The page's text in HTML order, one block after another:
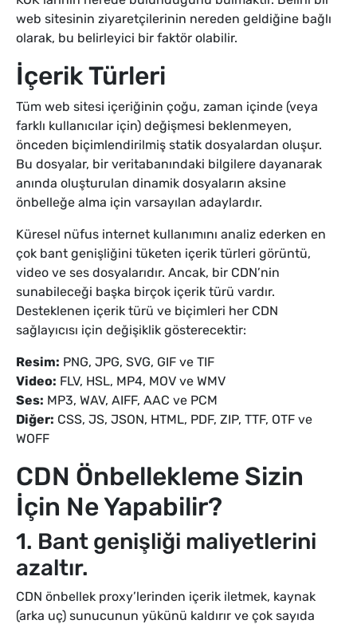
web sitesinin ziyaretçilerinin nereden geldiğine bağlı
olarak, bu belirleyici bir faktör olabilir.
İçerik Türleri
Tüm web sitesi içeriğinin çoğu, zaman içinde (veya
farklı kullanıcılar için) değişmesi beklenmeyen,
önceden biçimlendirilmiş statik dosyalardan oluşur.
Bu dosyalar, bir veritabanındaki bilgilere dayanarak
anında oluşturulan dinamik dosyaların aksine
önbelleğe alma için varsayılan adaylardır.
Küresel nüfus internet kullanımını analiz ederken en
çok bant genişliğini tüketen içerik türleri görüntü,
video ve ses dosyalarıdır. Ancak, bir CDN’nin
sunabileceği başka birçok içerik türü vardır.
Desteklenen içerik türü ve biçimleri her CDN
sağlayıcısı için değişiklik gösterecektir:
Resim: PNG, JPG, SVG, GIF ve TIF
Video: FLV, HSL, MP4, MOV ve WMV
Ses: MP3, WAV, AIFF, AAC ve PCM
Diğer: CSS, JS, JSON, HTML, PDF, ZIP, TTF, OTF ve
WOFF
CDN Önbellekleme Sizin
İçin Ne Yapabilir?
1. Bant genişliği maliyetlerini
azaltır.
CDN önbellek proxy’lerinden içerik iletmek, kaynak
(arka uç) sunucunun yükünü kaldırır ve çok sayıda